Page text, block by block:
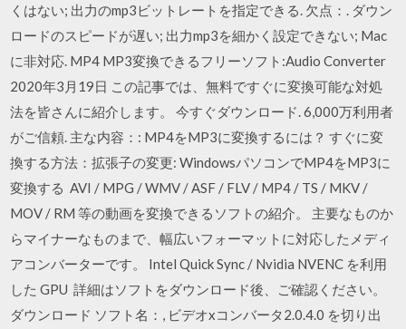
くはない; 出力のmp3ビットレートを指定できる. 欠点：. ダウン
ロードのスピードが遅い; 出力mp3を細かく設定できない; Mac
に非対応. MP4 MP3変換できるフリーソフト:Audio Converter
2020年3月19日 この記事では、無料ですぐに変換可能な対処
法を皆さんに紹介します。 今すぐダウンロード. 6,000万利用者
がご信頼. 主な内容：: MP4をMP3に変換するには？ すぐに変
換する方法：拡張子の変更: WindowsパソコンでMP4をMP3に
変換する AVI / MPG / WMV / ASF / FLV / MP4 / TS / MKV /
MOV / RM 等の動画を変換できるソフトの紹介。 主要なものか
らマイナーなものまで、幅広いフォーマットに対応したメディ
アコンバーターです。 Intel Quick Sync / Nvidia NVENC を利用
した GPU 詳細はソフトをダウンロード後、ご確認ください。
ダウンロード ソフト名：, ビデオxコンバータ2.0.4.0 を切り出